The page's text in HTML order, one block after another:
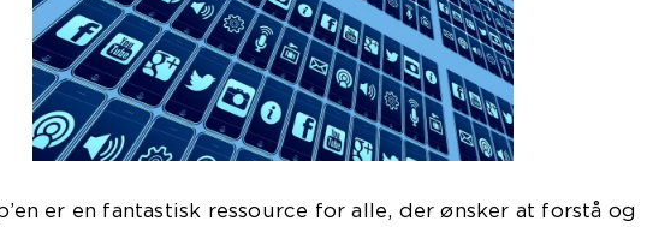
er en fantastisk ressource for alle, der ønsker at forstå og